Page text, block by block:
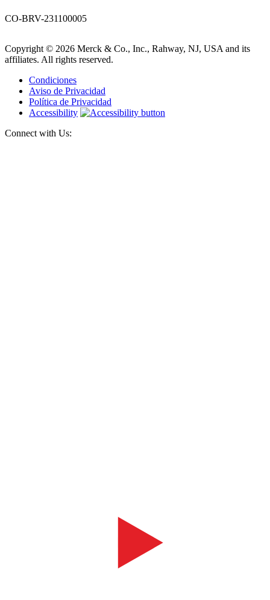
CO-BRV-231100005
Copyright © 2026 Merck & Co., Inc., Rahway, NJ, USA and its
affiliates. All rights reserved.
Condiciones
Aviso de Privacidad
Política de Privacidad
Accessibility
Connect with Us: